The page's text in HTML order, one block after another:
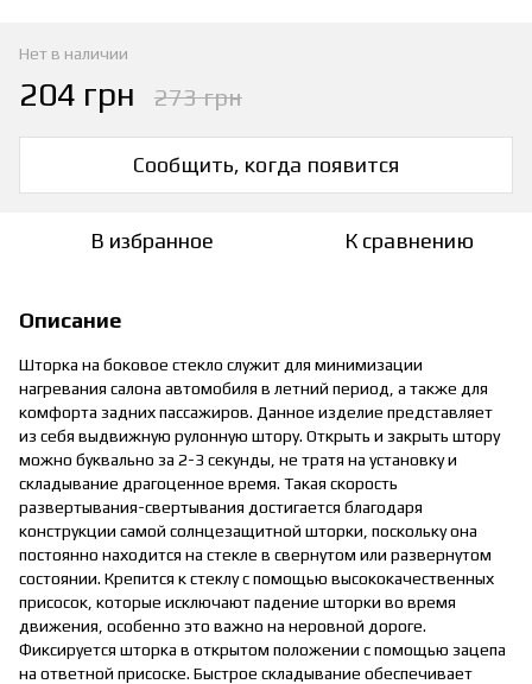
Нет в наличии
204 грн 273 грн
Сообщить, когда появится
В избранное К сравнению
Описание
Шторка на боковое стекло служит для минимизации
нагревания салона автомобиля в летний период, а также для
комфорта задних пассажиров. Данное изделие представляет
из себя выдвижную рулонную штору. Открыть и закрыть штору
можно буквально за 2-3 секунды, не тратя на установку и
складывание драгоценное время. Такая скорость
развертывания-свертывания достигается благодаря
конструкции самой солнцезащитной шторки, поскольку она
постоянно находится на стекле в свернутом или развернутом
состоянии. Крепится к стеклу с помощью высококачественных
присосок, которые исключают падение шторки во время
движения, особенно это важно на неровной дороге.
Фиксируется шторка в открытом положении с помощью зацепа
на ответной присоске. Быстрое складывание обеспечивает